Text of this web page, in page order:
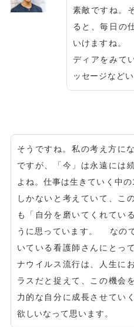
素敵ですね。
ると、毎日の
いけますね。
ディアをみて
ッセージなど
そうですね。私の考え方に
ですが、「今」は永遠には
よね。仕事は生きていく中
しかないと考えていて、こ
も「自分を磨いてくれてい
うに思っています。 なの
いている看護師さんにとっ
ナウイルス流行は、人生に
ラスだと捉えて、この機会
力的な自分に成長させてい
欲しいなって思います。